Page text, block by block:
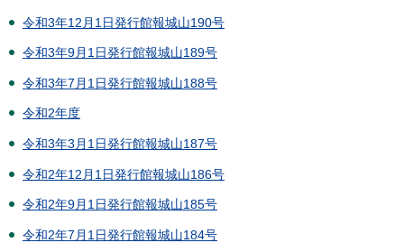
令和3年12月1日発行館報城山190号
令和3年9月1日発行館報城山189号
令和3年7月1日発行館報城山188号
令和2年度
令和3年3月1日発行館報城山187号
令和2年12月1日発行館報城山186号
令和2年9月1日発行館報城山185号
令和2年7月1日発行館報城山184号